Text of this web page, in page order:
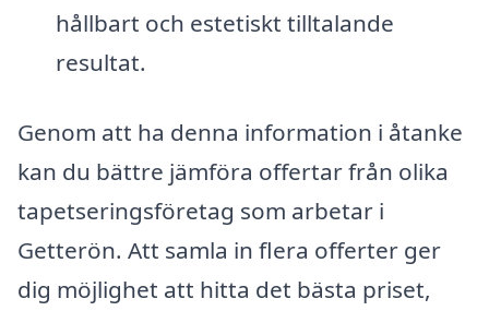
hållbart och estetiskt tilltalande
resultat.
Genom att ha denna information i åtanke
kan du bättre jämföra offertar från olika
tapetseringsföretag som arbetar i
Getterön. Att samla in flera offerter ger
dig möjlighet att hitta det bästa priset,